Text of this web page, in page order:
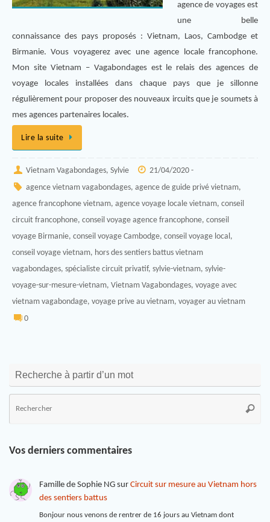
agence de voyages est
une belle
connaissance des pays proposés : Vietnam, Laos, Cambodge et
Birmanie. Vous voyagerez avec une agence locale francophone.
Mon site Vietnam – Vagabondages est le relais des agences de
voyage locales installées dans chaque pays que je sillonne
régulièrement pour proposer des nouveaux ircuits que je soumets à
mes agences partenaires locales.
Lire la suite
Vietnam Vagabondages, Sylvie 21/04/2020 -
agence vietnam vagabondages, agence de guide privé vietnam,
agence francophone vietnam, agence voyage locale vietnam, conseil
circuit francophone, conseil voyage agence francophone, conseil
voyage Birmanie, conseil voyage Cambodge, conseil voyage local ,
conseil voyage vietnam, hors des sentiers battus vietnam
vagabondages, spécialiste circuit privatif, sylvie-vietnam, sylvie-
voyage-sur-mesure-vietnam, Vietnam Vagabondages, voyage avec
vietnam vagabondage, voyage prive au vietnam, voyager au vietnam
0
Recherche à partir d’un mot
Vos derniers commentaires
Famille de Sophie NGsur Circuit sur mesure au Vietnam hors
des sentiers battus
Bonjour nous venons de rentrer de 16 jours au Vietnam dont